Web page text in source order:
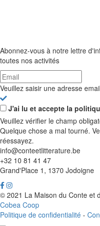
Abonnez-vous à notre lettre
toutes nos activités
Veuillez saisir une adresse
J'ai lu et accepte la
Veuillez vérifier le champ
Quelque chose a mal tourné.
réessayez.
info@conteetlitterature.be
+32 10 81 41 47
Grand'Place 1, 1370 Jodoigne
© 2021 La Maison du Conte et
Cobea Coop
Politique de confidentialité -